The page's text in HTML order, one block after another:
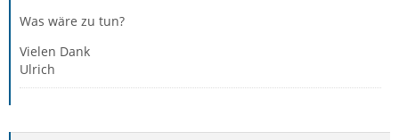
Was wäre zu tun?
Vielen Dank
Ulrich